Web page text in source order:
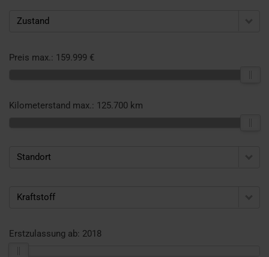
Zustand
Preis max.: 159.999 €
Kilometerstand max.: 125.700 km
Standort
Kraftstoff
Erstzulassung ab: 2018